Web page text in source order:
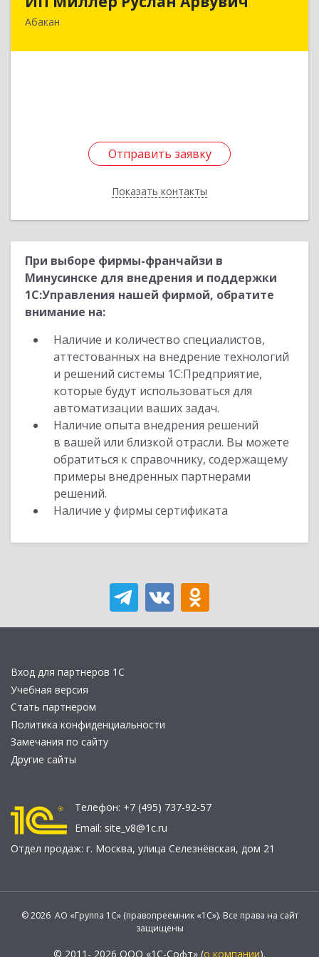
Абакан
Отправить заявку
Показать контакты
655001, Хакасия Респ, Абакан г, Крылова ул, дом
Отправить заявку
Назад
При выборе фирмы-франчайзи в
Минусинске для внедрения и поддержки
1С:Управления нашей фирмой, обратите
внимание на:
Наличие и количество специалистов,
аттестованных на внедрение технологий
и решений системы 1С:Предприятие,
которые будут использоваться для
автоматизации ваших задач.
Наличие опыта внедрения решений
в вашей или близкой отрасли. Вы можете
обратиться к справочнику, содержащему
примеры внедренных партнерами
решений.
Наличие у фирмы сертификата
Вход для партнеров 1С
Учебная версия
Стать партнером
Политика конфиденциальности
Замечания по сайту
Другие сайты
Телефон: +7 (495) 737-92-57
Email: site_v8@1c.ru
Отдел продаж: г. Москва, улица Селезнёвская, дом 21
© 2026 АО «Группа 1С» (правопреемник «1С»). Все права на сайт
защищены
© 2011- 2026 ООО «1С-Софт» (о компании).